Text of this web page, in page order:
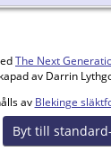
The Next
av Darrin
av Blekinge
Byt till